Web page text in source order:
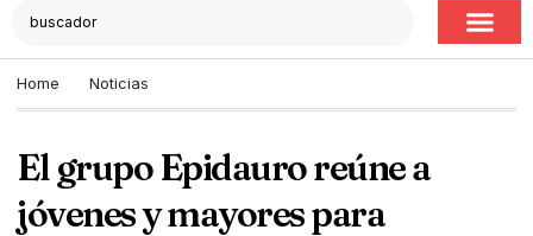
Home Noticias
El grupo Epidauro reúne a
jóvenes y mayores para